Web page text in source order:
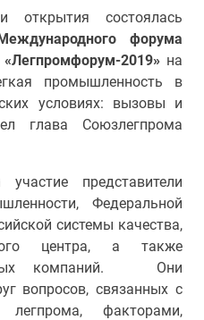
открытия состоялась
форума
2019» на
промышленность в
условиях: вызовы и
глава Союзлегпрома
представители
Федеральной
системы качества,
центра, а также
компаний. Они
вопросов, связанных с
факторами,